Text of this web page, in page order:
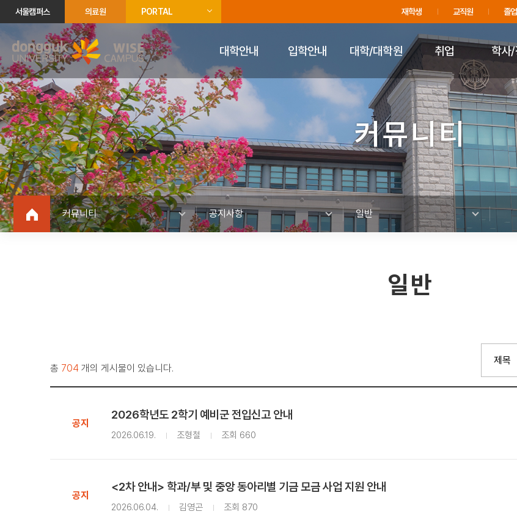
주메뉴 바로가기
푸터 바로가기
서울캠퍼스 의료원 PORTAL 재학생 교직원 졸
대학안내 입학안내 대학/대학원 취업 학사
커뮤니티
커뮤니티 공지사항 일반
일반
총 704 개의 게시물이 있습니다.
공지
2026학년도 2학기 예비군 전입신고 안내
2026.06.19. 조형철 조회 660
공지
<2차 안내> 학과/부 및 중앙 동아리별 기금 모금 사업 지원 안내
2026.06.04. 김영곤 조회 870